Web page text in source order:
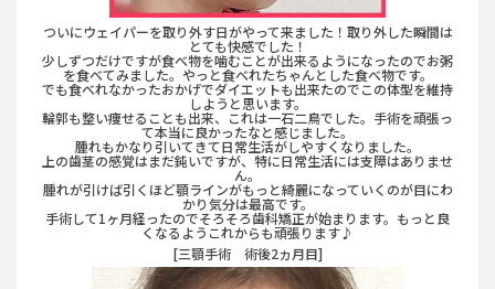
ついにウェイパーを取り外す日がやって来ました！取り外した瞬間は
とても快感でした！
少しずつだけですが食べ物を噛むことが出来るようになったのでお粥
を食べてみました。やっと食べれたちゃんとした食べ物です。
でも食べれなかったおかげでダイエットも出来たのでこの体型を維持
しようと思います。
輪郭も整い痩せることも出来、これは一石二鳥でした。手術を頑張っ
て本当に良かったなと感じました。
腫れもかなり引いてきて日常生活がしやすくなりました。
上の歯茎の感覚はまだ鈍いですが、特に日常生活には支障はありませ
ん。
腫れが引けば引くほど顎ラインがもっと綺麗になっていくのが目にわ
かり気分は最高です。
手術して1ヶ月経ったのでそろそろ歯科矯正が始まります。もっと良
くなるようこれからも頑張ります♪
[三顎手術 術後2ヵ月目]